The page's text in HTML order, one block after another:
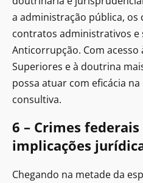
a administração pública,
contratos administrativos e
Anticorrupção. Com
Superiores e à doutrina
possa atuar com eficácia
consultiva.
6 – Crimes federais
implicações
Chegando na metade da